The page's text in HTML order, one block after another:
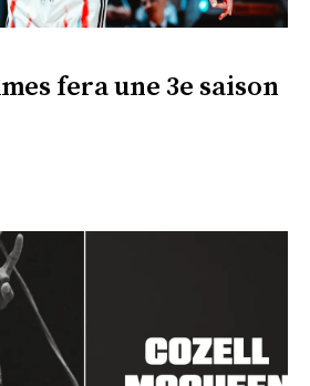
fera une 3e saison